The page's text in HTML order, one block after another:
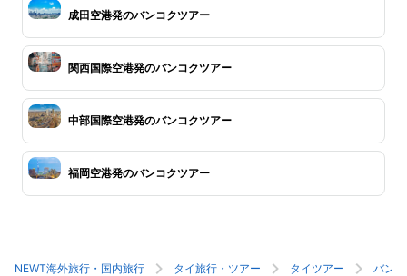
成田空港発のバンコクツアー
関西国際空港発のバンコクツアー
中部国際空港発のバンコクツアー
福岡空港発のバンコクツアー
NEWT海外旅行・国内旅行 タイ旅行・ツアー タイツアー バン